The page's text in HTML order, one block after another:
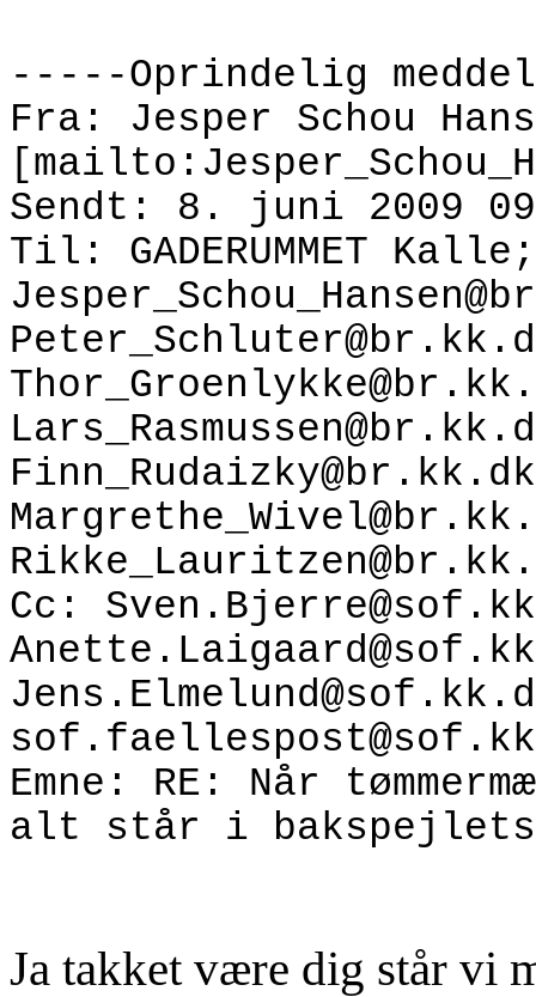
-----Oprindelig
Fra: Jesper Schou
Sendt: 8. juni 2009
Til: GADERUMMET
Cc:
Emne: RE: Når
alt står i
Ja takket være dig står vi